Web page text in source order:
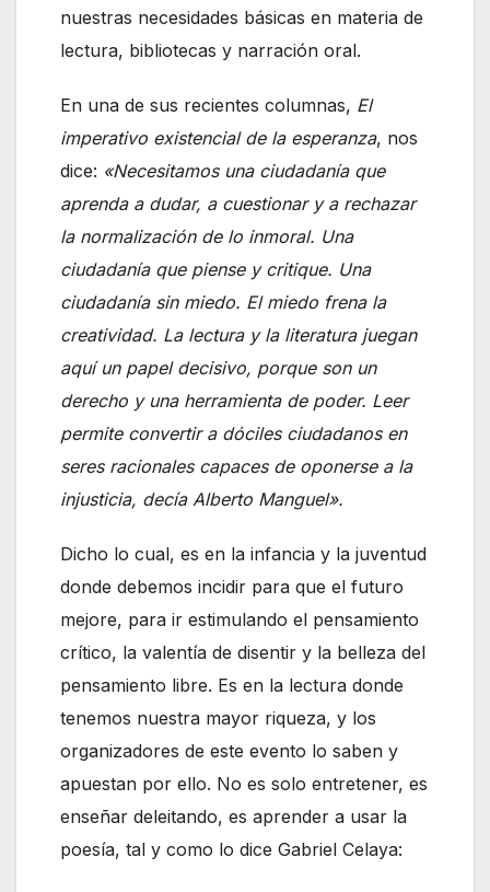
nuestras necesidades básicas en materia de
lectura, bibliotecas y narración oral.
En una de sus recientes columnas, El
imperativo existencial de la esperanza, nos
dice: «Necesitamos una ciudadanía que
aprenda a dudar, a cuestionar y a rechazar
la normalización de lo inmoral. Una
ciudadanía que piense y critique. Una
ciudadanía sin miedo. El miedo frena la
creatividad. La lectura y la literatura juegan
aquí un papel decisivo, porque son un
derecho y una herramienta de poder. Leer
permite convertir a dóciles ciudadanos en
seres racionales capaces de oponerse a la
injusticia, decía Alberto Manguel».
Dicho lo cual, es en la infancia y la juventud
donde debemos incidir para que el futuro
mejore, para ir estimulando el pensamiento
crítico, la valentía de disentir y la belleza del
pensamiento libre. Es en la lectura donde
tenemos nuestra mayor riqueza, y los
organizadores de este evento lo saben y
apuestan por ello. No es solo entretener, es
enseñar deleitando, es aprender a usar la
poesía, tal y como lo dice Gabriel Celaya: